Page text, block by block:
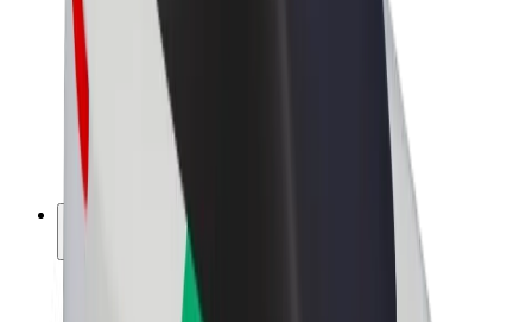
Kullerid
Kulleri sissetulek
Bolt Food restoranidele ja poodidele
Sõidukipargid
Frantsiisid
Ettevõte
Töövõimalused